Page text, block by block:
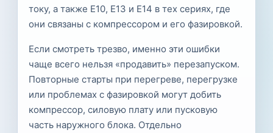
току, а также E10, E13 и E14 в тех сериях, где
они связаны с компрессором и его фазировкой.
Если смотреть трезво, именно эти ошибки
чаще всего нельзя «продавить» перезапуском.
Повторные старты при перегреве, перегрузке
или проблемах с фазировкой могут добить
компрессор, силовую плату или пусковую
часть наружного блока. Отдельно